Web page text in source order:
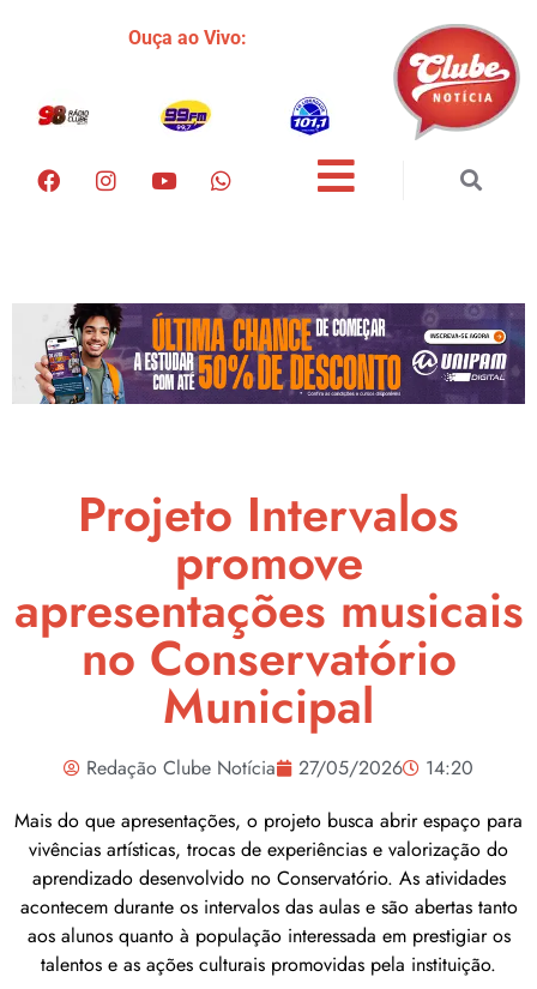
Ouça ao Vivo:
Projeto Intervalos
promove
apresentações musicais
no Conservatório
Municipal
Redação Clube Notícia 27/05/2026
14:20
Mais do que apresentações, o projeto busca abrir espaço para
vivências artísticas, trocas de experiências e valorização do
aprendizado desenvolvido no Conservatório. As atividades
acontecem durante os intervalos das aulas e são abertas tanto
aos alunos quanto à população interessada em prestigiar os
talentos e as ações culturais promovidas pela instituição.